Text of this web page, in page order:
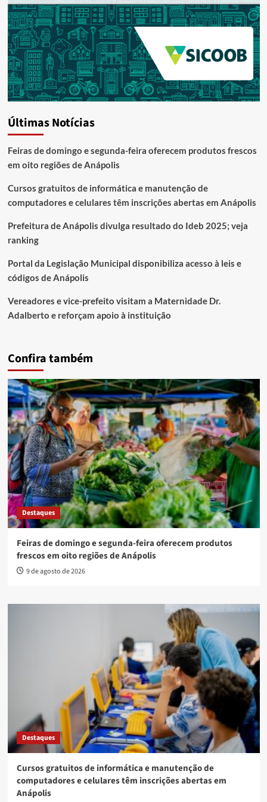
Últimas Notícias
Feiras de domingo e segunda-feira oferecem produtos frescos
em oito regiões de Anápolis
Cursos gratuitos de informática e manutenção de
computadores e celulares têm inscrições abertas em Anápolis
Prefeitura de Anápolis divulga resultado do Ideb 2025; veja
ranking
Portal da Legislação Municipal disponibiliza acesso à leis e
códigos de Anápolis
Vereadores e vice-prefeito visitam a Maternidade Dr.
Adalberto e reforçam apoio à instituição
Confira também
Destaques
Feiras de domingo e segunda-feira oferecem produtos
frescos em oito regiões de Anápolis
9 de agosto de 2026
Destaques
Cursos gratuitos de informática e manutenção de
computadores e celulares têm inscrições abertas em
Anápolis